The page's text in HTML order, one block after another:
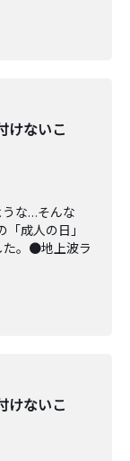
けないこ
な…そんな
成人の日」
た。●地上波ラ
けないこ